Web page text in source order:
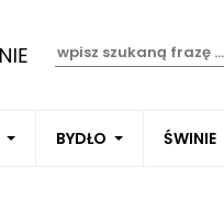
BYDŁO ŚWINIE